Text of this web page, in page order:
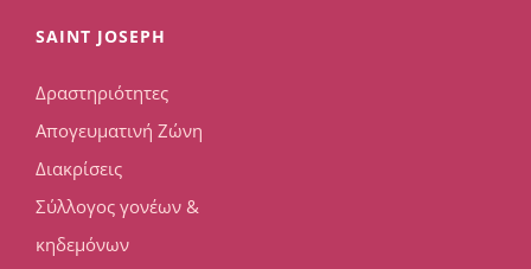
SAINT JOSEPH
Δραστηριότητες
Απογευματινή Ζώνη
Διακρίσεις
Σύλλογος γονέων &
κηδεμόνων